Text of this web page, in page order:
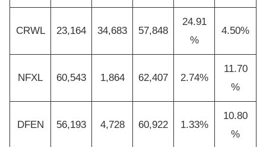
CRWL 23,164 34,683 57,848
24.91
%
4.50%
NFXL 60,543 1,864 62,407 2.74%
11.70
%
DFEN 56,193 4,728 60,922 1.33%
10.80
%